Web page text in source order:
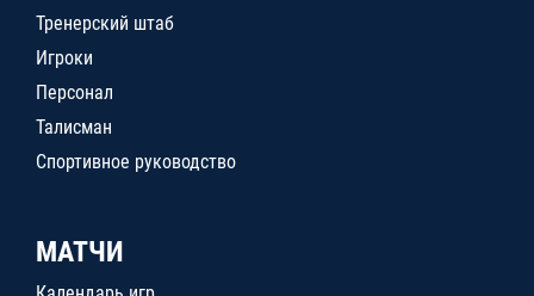
Тренерский штаб
Игроки
Персонал
Талисман
Спортивное руководство
МАТЧИ